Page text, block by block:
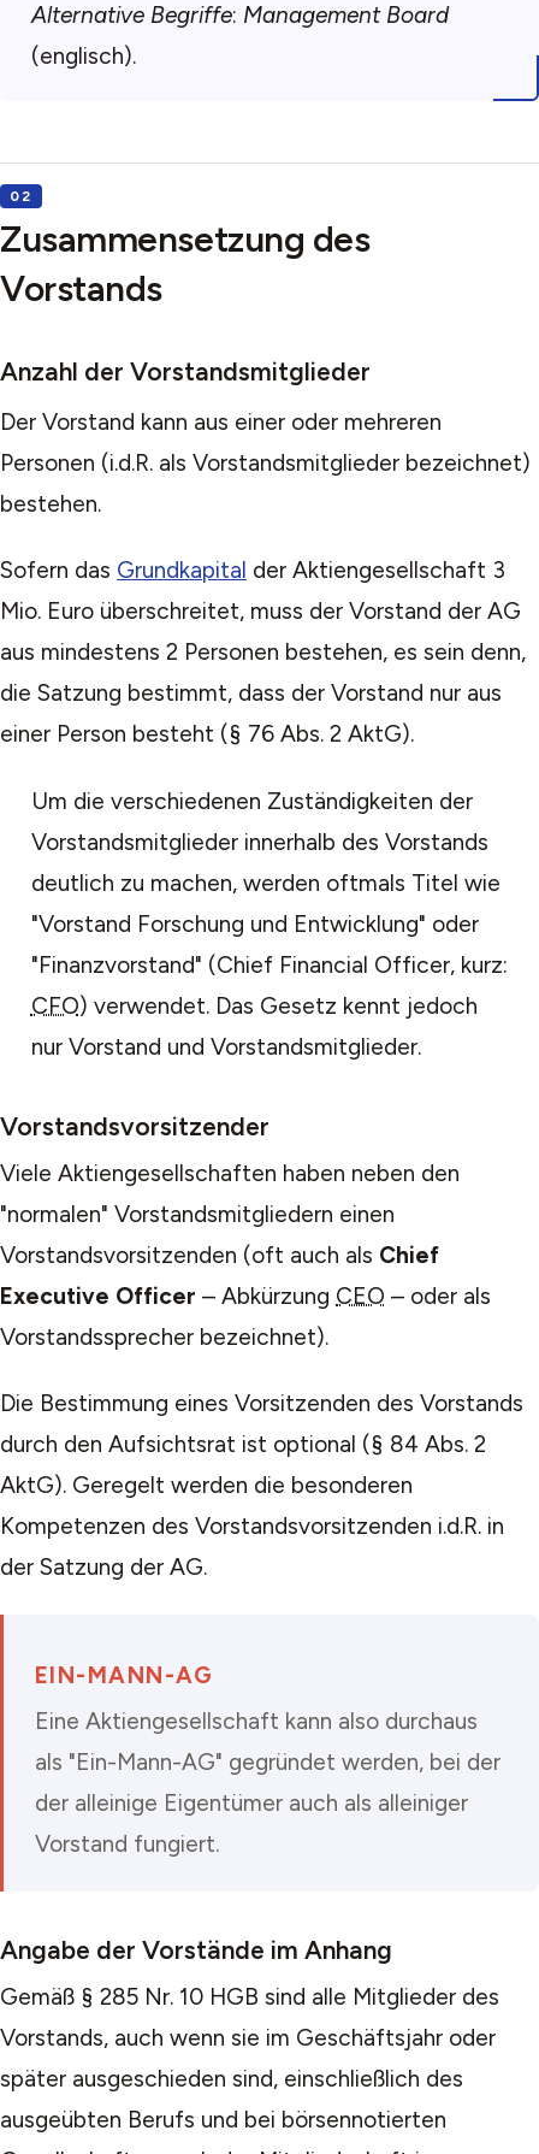
Alternative Begriffe: Management Board
(englisch).
Zusammensetzung des
Vorstands
Anzahl der Vorstandsmitglieder
Der Vorstand kann aus einer oder mehreren
Personen (i.d.R. als Vorstandsmitglieder bezeichnet)
bestehen.
Sofern das Grundkapital der Aktiengesellschaft 3
Mio. Euro überschreitet, muss der Vorstand der AG
aus mindestens 2 Personen bestehen, es sein denn,
die Satzung bestimmt, dass der Vorstand nur aus
einer Person besteht (§ 76 Abs. 2 AktG).
Um die verschiedenen Zuständigkeiten der
Vorstandsmitglieder innerhalb des Vorstands
deutlich zu machen, werden oftmals Titel wie
"Vorstand Forschung und Entwicklung" oder
"Finanzvorstand" (Chief Financial Officer, kurz:
CFO) verwendet. Das Gesetz kennt jedoch
nur Vorstand und Vorstandsmitglieder.
Vorstandsvorsitzender
Viele Aktiengesellschaften haben neben den
"normalen" Vorstandsmitgliedern einen
Vorstandsvorsitzenden (oft auch als Chief
Executive Officer – Abkürzung CEO – oder als
Vorstandssprecher bezeichnet).
Die Bestimmung eines Vorsitzenden des Vorstands
durch den Aufsichtsrat ist optional (§ 84 Abs. 2
AktG). Geregelt werden die besonderen
Kompetenzen des Vorstandsvorsitzenden i.d.R. in
der Satzung der AG.
EIN-MANN-AG
Eine Aktiengesellschaft kann also durchaus
als "Ein-Mann-AG" gegründet werden, bei der
der alleinige Eigentümer auch als alleiniger
Vorstand fungiert.
Angabe der Vorstände im Anhang
Gemäß § 285 Nr. 10 HGB sind alle Mitglieder des
Vorstands, auch wenn sie im Geschäftsjahr oder
später ausgeschieden sind, einschließlich des
ausgeübten Berufs und bei börsennotierten